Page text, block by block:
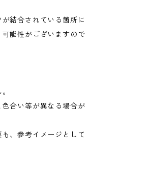
結合されている箇所に
能性がございますので
合い等が異なる場合が
、参考イメージとして